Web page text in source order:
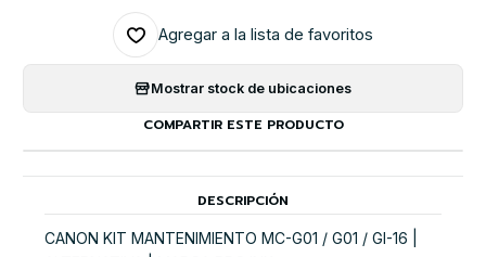
Agregar a la lista de favoritos
Mostrar stock de ubicaciones
COMPARTIR ESTE PRODUCTO
DESCRIPCIÓN
CANON KIT MANTENIMIENTO MC-G01 / G01 / GI-16 |